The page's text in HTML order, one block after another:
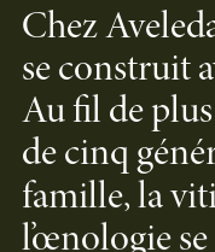
Chez
se construit
Au fil de
de cinq
famille, la
l’œnologie